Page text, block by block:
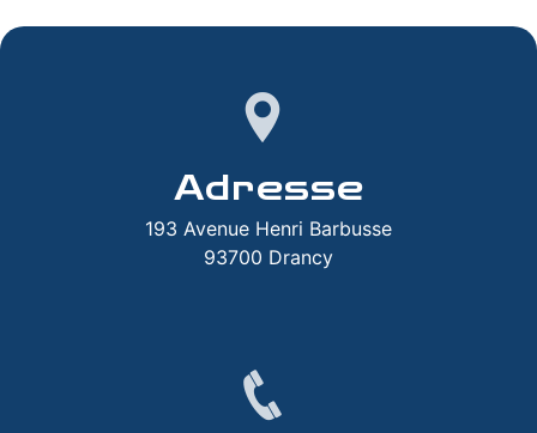
Adresse
193 Avenue Henri Barbusse
93700 Drancy